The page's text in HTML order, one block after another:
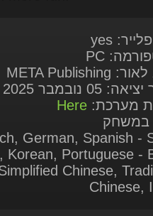
מערכת:
במשחק
German, Spanish -
Korean, Portuguese -
Chinese,
Chinese,
יישלח לכתוב האימייל
המוצר